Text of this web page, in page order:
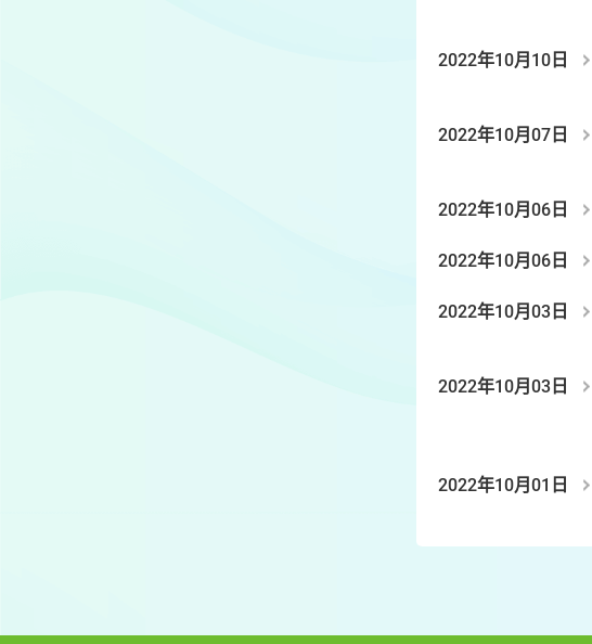
2022年10月10日
2022年10月07日
2022年10月06日
2022年10月06日
2022年10月03日
2022年10月03日
2022年10月01日